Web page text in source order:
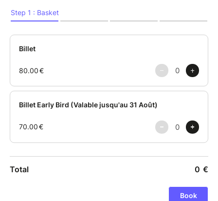
Tête : Pensées récurrentes, scénarios catastrophes,
au contraire anesthésiée. Trop ou pas assez
d’empathie : où se trouve l’équilibre ? Comment être
juste dans le lien, dans le donner-recevoir ?
Corps : Difficulté à écouter les signaux corporels,
manque d’ancrage, difficulté à faire confiance à ce
que le corps nous communique.
La spécificité de cette approche : une transformation
L’Ennéagramme est connu pour être une grille de